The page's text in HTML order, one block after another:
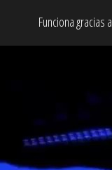
Funciona gracias a